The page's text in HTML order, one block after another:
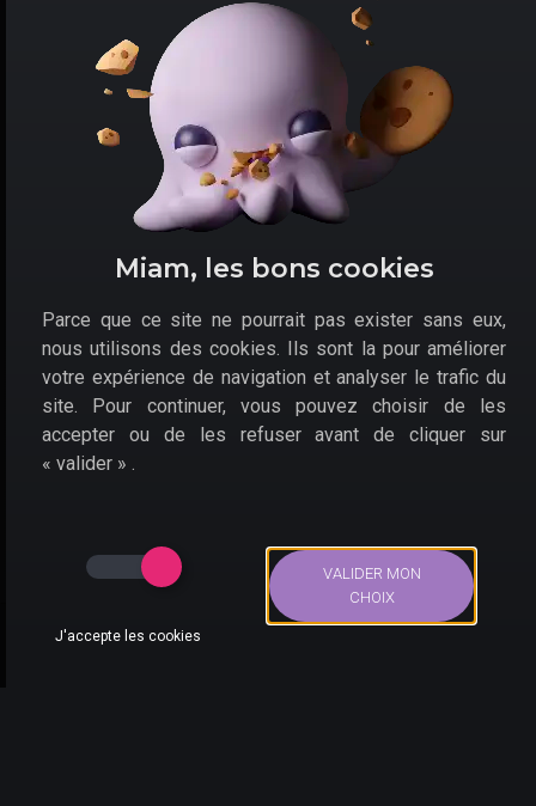
. Laissez libre cours à votre créativité,
les changements n'influeront pas sur le cours de
l'histoire. À moins que vous ne choisissiez une voix
zombie, rendant derechef incompréhensible chaque
intervention du protagoniste.
Par la suite, votre objectif sera de faire figurer votre
Saints Row, au sommet de la chaîne
. Obstacles à anéantir, les trois groupes
rivaux dominent pour le moment la ville fictive de Santo
Cette communauté urbaine du Sud-Ouest des États-
Unis fait la part belle aux environnements désertiques.
Sorte de Los Angeles imaginaire, leterritoire
décomposé en neuf districtssera le parfait champ
de bataille pour les Saints Row.
personnages déjantés
. Pétoires loufoques et bolides
hyper rapides seront bien évidemment de la partie.
Miam, les bons cookies
Parce que ce site ne pourrait pas exister sans eux,
nous utilisons des cookies. Ils sont la pour améliorer
votre expérience de navigation et analyser le trafic du
site. Pour continuer, vous pouvez choisir de les
accepter ou de les refuser avant de cliquer sur
« valider » .
J'accepte les cookies
VALIDER MON
CHOIX